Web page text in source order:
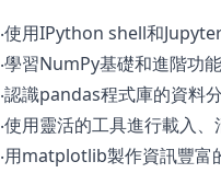
‧使用IPython shell和
‧學習NumPy基礎和進階功能
‧認識pandas程式庫的資料
‧使用靈活的工具進行載入
‧用matplotlib製作資訊豐富